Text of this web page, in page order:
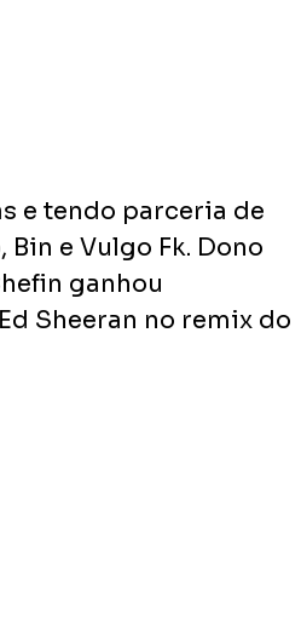
e tendo parceria de
e Vulgo Fk. Dono
ganhou
Sheeran no remix do